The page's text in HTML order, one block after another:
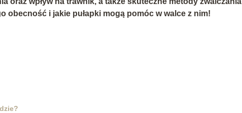
obecność i jakie pułapki mogą pomóc w walce z nim!